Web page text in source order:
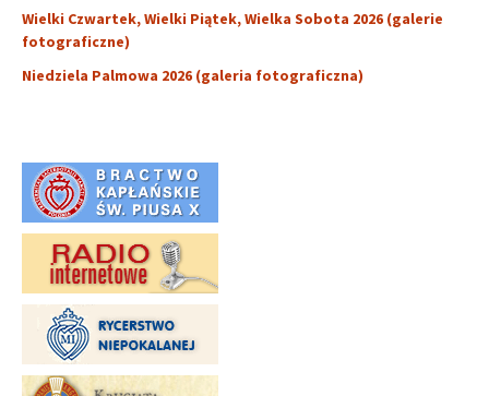
Wielki Czwartek, Wielki Piątek, Wielka Sobota 2026 (galerie
fotograficzne)
Niedziela Palmowa 2026 (galeria fotograficzna)